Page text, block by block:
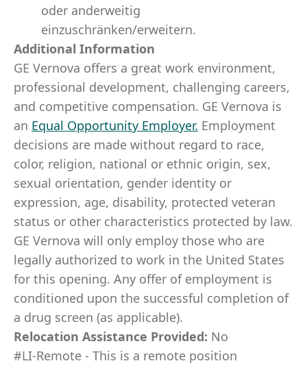
oder anderweitig
einzuschränken/erweitern.
Additional Information
GE Vernova offers a great work environment,
professional development, challenging careers,
and competitive compensation. GE Vernova is
an Equal Opportunity Employer. Employment
decisions are made without regard to race,
color, religion, national or ethnic origin, sex,
sexual orientation, gender identity or
expression, age, disability, protected veteran
status or other characteristics protected by law.
GE Vernova will only employ those who are
legally authorized to work in the United States
for this opening. Any offer of employment is
conditioned upon the successful completion of
a drug screen (as applicable).
Relocation Assistance Provided: No
#LI-Remote - This is a remote position